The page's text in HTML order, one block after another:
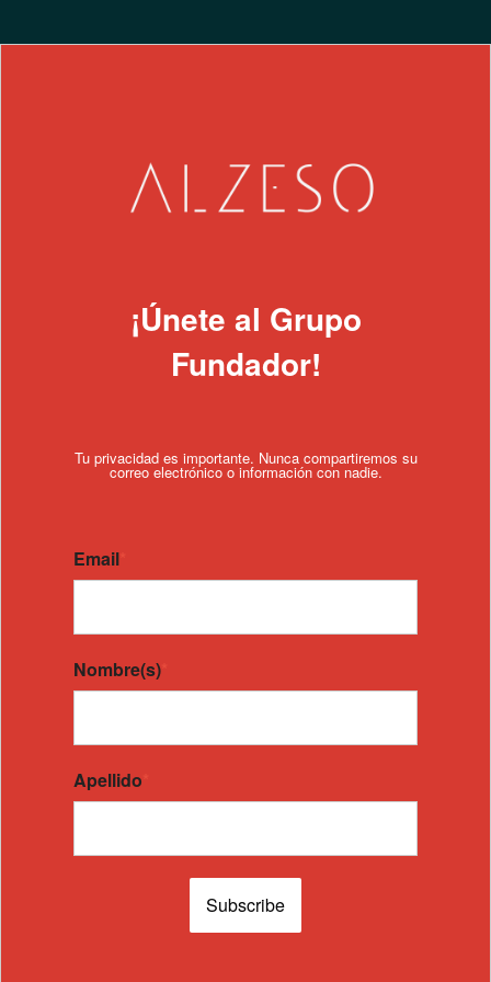
¡Únete al Grupo
Fundador!
Tu privacidad es importante. Nunca compartiremos su
correo electrónico o información con nadie.
Email
Nombre(s)
Apellido
Subscribe